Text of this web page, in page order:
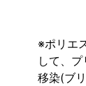
※ポリエ
して、
移染(ブ